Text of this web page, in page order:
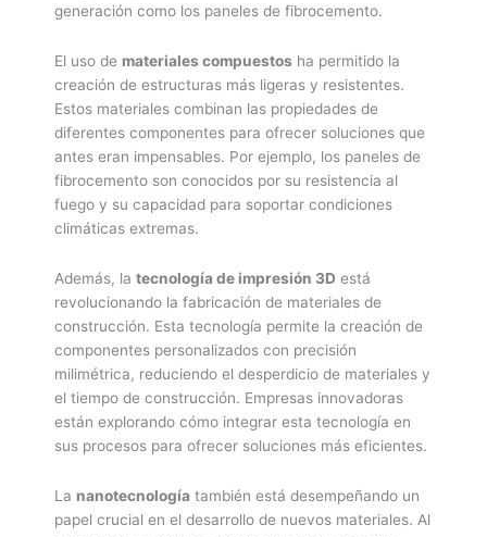
generación como los paneles de fibrocemento.
El uso de materiales compuestos ha permitido la
creación de estructuras más ligeras y resistentes.
Estos materiales combinan las propiedades de
diferentes componentes para ofrecer soluciones que
antes eran impensables. Por ejemplo, los paneles de
fibrocemento son conocidos por su resistencia al
fuego y su capacidad para soportar condiciones
climáticas extremas.
Además, la tecnología de impresión 3D está
revolucionando la fabricación de materiales de
construcción. Esta tecnología permite la creación de
componentes personalizados con precisión
milimétrica, reduciendo el desperdicio de materiales y
el tiempo de construcción. Empresas innovadoras
están explorando cómo integrar esta tecnología en
sus procesos para ofrecer soluciones más eficientes.
La nanotecnología también está desempeñando un
papel crucial en el desarrollo de nuevos materiales. Al